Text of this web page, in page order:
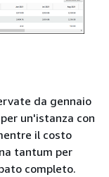
da gennaio
un'istanza con
il costo
tantum per
completo.